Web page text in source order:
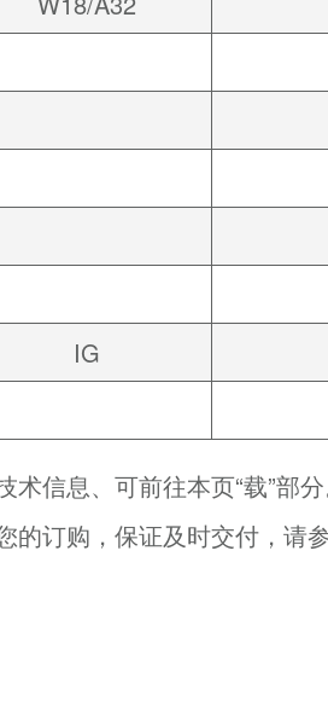
IG
术信息、可前往本页“载”部分
的订购，保证及时交付，请